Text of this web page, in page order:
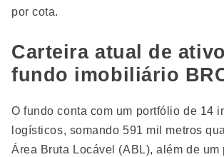
por cota.
Carteira atual de
fundo imobiliário
O fundo conta com um portfólio de 14
logísticos, somando 591 mil metros
Área Bruta Locável (ABL), além de um